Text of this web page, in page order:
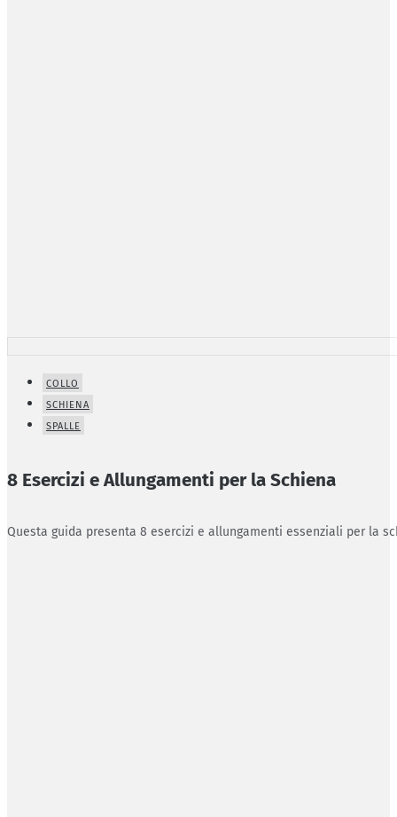
COLLO
SCHIENA
SPALLE
8 Esercizi e Allungamenti per la Schiena
Questa guida presenta 8 esercizi e allungamenti essenziali per la